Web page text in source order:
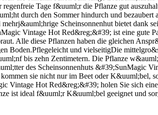
Tage f&uuml;r die Pflanze gut
durch den Sommer hindurch und bezaubert
Scheinsonnenhut bietet dank
Vintage Hot Red&reg;&#39; ist eine gute
Alle diese Pflanzen haben die gleichen
Boden.Pflegeleicht und vielseitigDie
bis zehn Zentimetern. Die Pflanze
des Scheinsonnenhuts &#39;SunMagic
sie nicht nur im Beet oder K&uuml;bel,
Vintage Hot Red&reg;&#39; holen Sie sich
ist ideal f&uuml;r K&uuml;bel geeignet und